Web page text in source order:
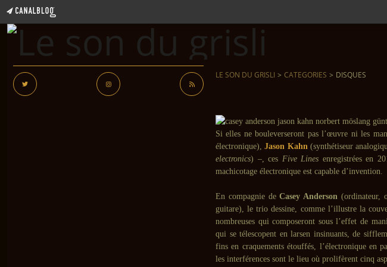
LE SON DU GRISLI > CATEGORIES > DISQUES
Si elles ne bouleverseront pas l’œuvre ni les
électronique),Jason Kahn(synthétiseur
electronics) –, ces Five Lines enregistrées en
machicotage électronique est capable d’invention.
En compagnie deCasey Anderson (ordinateur,
guitare), le trio dessine, comme l’illustre la
nombreuses qui composeront sous l’effet de
qui se télescopent en larsen insinuants, de
fins en craquements étouffés, l’électronique en
les interférences sont le lieu où prolifèrent cinq